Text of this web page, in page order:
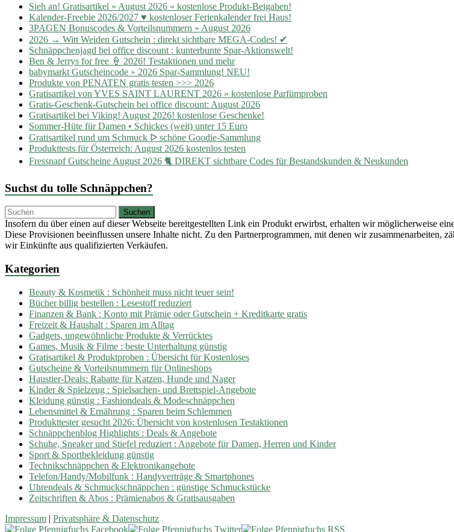
Sieh an! Gratisartikel » August 2026 « kostenlose Produkt-Beigaben!
Kalender-Freebie 2026/2027 ♥ kostenloser Ferienkalender frei Haus!
3PAGEN Bonuscodes & Vorteilsnummern » August 2026
2026 → Witt Weiden Gutschein : direkt sichtbare MEGA-Codes! ✔
Schnäppchenjagd bei office discount : kunterbunte Spar-Aktionswelt!
Ben & Jerrys for free 🍦 2026! Testaktionen und mehr
babymarkt Gutscheincode » 2026 Spar-Sammlung! NEU!
Produkte von PENATEN gratis testen >>> 2026
Gratisartikel von YVES SAINT LAURENT 2026 » kostenlose Parfümproben
Gratis-Geschenk-Gutschein bei office discount: August 2026
Gratisartikel bei Viking! August 2026! kostenlose Geschenke!
Sommer-Hüte für Damen • Schickes (weit) unter 15 Euro
Gratisartikel rund um Schmuck ᐅ schöne Goodie-Sammlung
Produkttests für Österreich: August 2026 kostenlos testen
Fressnapf Gutscheine August 2026 🐈 DIREKT sichtbare Codes für Bestandskunden & Neukunden
Suchst du tolle Schnäppchen?
Insofern du über einen auf dieser Webseite bereitgestellten Link ein Produkt erwirbst, erhalten wir möglicherweise
Diese Provisionen beeinflussen unsere Inhalte nicht. Zu den Partnerprogrammen, mit denen wir zusammenarbeiten,
wir Einkünfte aus qualifizierten Verkäufen.
Kategorien
Beauty & Kosmetik : Schönheit muss nicht teuer sein!
Bücher billig bestellen : Lesestoff reduziert
Finanzen & Bank : Konto mit Prämie oder Gutschein + Kreditkarte gratis
Freizeit & Haushalt : Sparen im Alltag
Gadgets, ungewöhnliche Produkte & Verrücktes
Games, Musik & Filme : beste Unterhaltung günstig
Gratisartikel & Produktproben : Übersicht für Kostenloses
Gutscheine & Vorteilsnummern für Onlineshops
Haustier-Deals: Rabatte für Katzen, Hunde und Nager
Kinder & Spielzeug : Spielsachen- und Brettspiel-Angebote
Kleidung günstig : Fashiondeals & Modeschnäppchen
Lebensmittel & Ernährung : Sparen beim Schlemmen
Produkttester gesucht 2026: Übersicht von kostenlosen Testaktionen
Schnäppchenblog Highlights : Deals & Angebote
Schuhe, Sneaker und Stiefel reduziert : Angebote für Damen, Herren und Kinder
Sport & Sportbekleidung günstig
Technikschnäppchen & Elektronikangebote
Telefon/Handy/Mobilfunk : Handyverträge & Smartphones
Uhrendeals & Schmuckschnäppchen : günstige Schmuckstücke
Zeitschriften & Abos : Prämienabos & Gratisausgaben
Impressum | Privatsphäre & Datenschutz